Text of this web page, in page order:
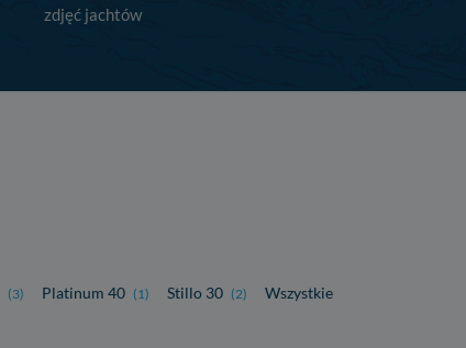
zdjęć jachtów
(3) Platinum 40 (1) Stillo 30 (2) Wszystkie